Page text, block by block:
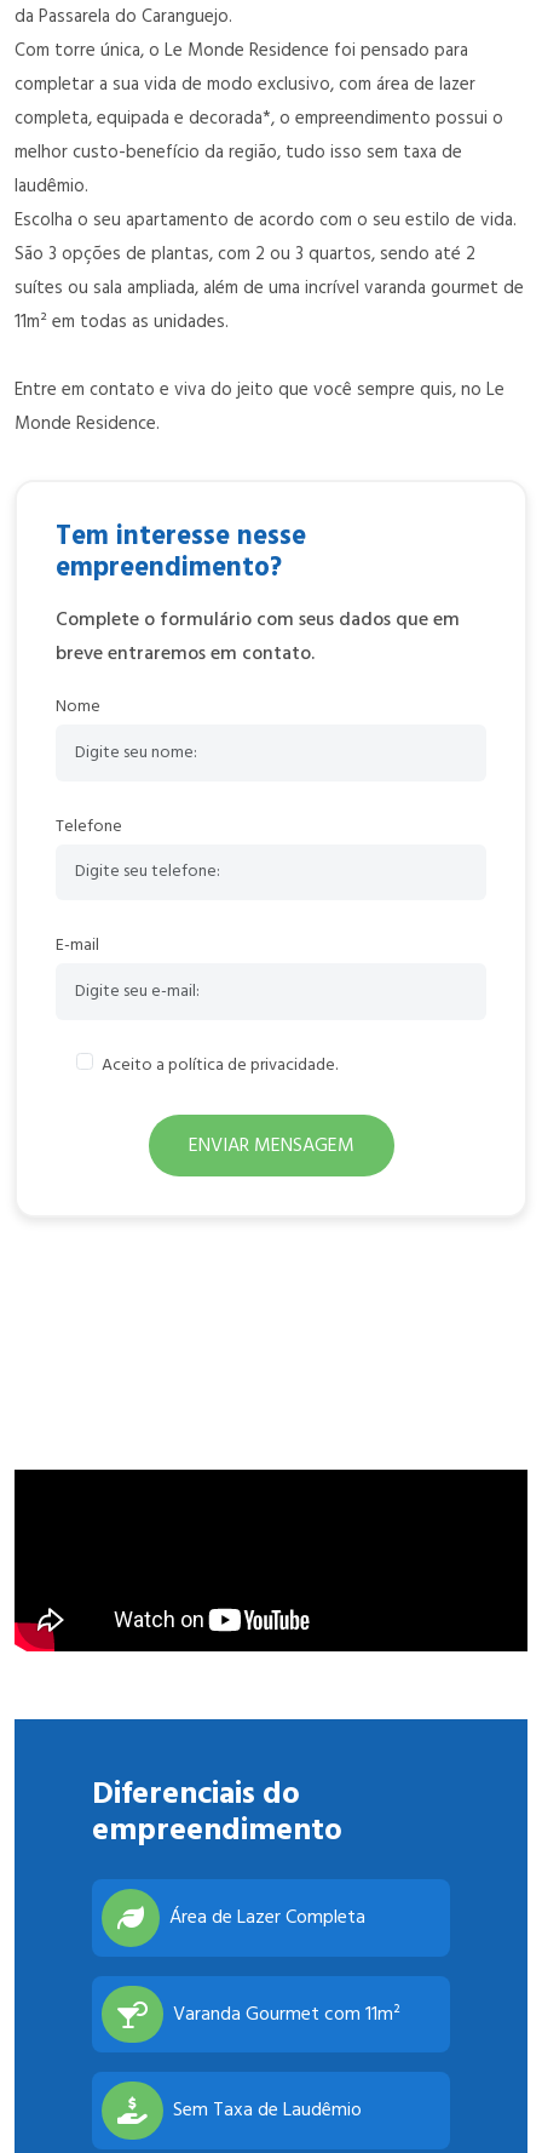
da Passarela do Caranguejo.
Com torre única, o Le Monde Residence foi pensado para
completar a sua vida de modo exclusivo, com área de lazer
completa, equipada e decorada*, o empreendimento possui o
melhor custo-benefício da região, tudo isso sem taxa de
laudêmio.
Escolha o seu apartamento de acordo com o seu estilo de vida.
São 3 opções de plantas, com 2 ou 3 quartos, sendo até 2
suítes ou sala ampliada, além de uma incrível varanda gourmet de
11m² em todas as unidades.
Entre em contato e viva do jeito que você sempre quis, no Le
Monde Residence.
Tem interesse nesse
empreendimento?
Complete o formulário com seus dados que em
breve entraremos em contato.
Nome
Telefone
E-mail
Aceito a política de privacidade.
Diferenciais do
empreendimento
Área de Lazer Completa
Varanda Gourmet com 11m²
Sem Taxa de Laudêmio